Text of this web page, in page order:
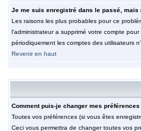
Je me suis enregistré dans le passé, mais
Les raisons les plus probables pour ce
l'administrateur a supprimé votre compte
périodiquement les comptes des utilisateurs
Revenir en haut
Comment puis-je changer mes préférences
Toutes vos préférences (si vous êtes
Ceci vous permettra de changer toutes vos